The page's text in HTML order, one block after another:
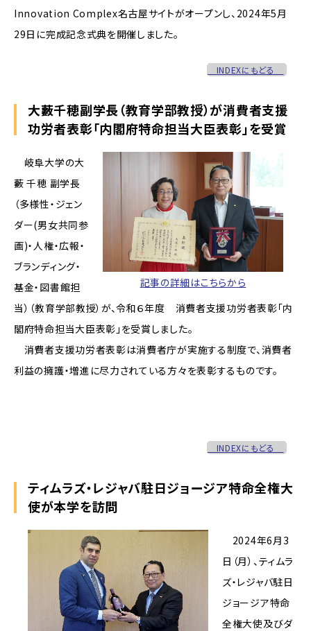
Innovation Complex名古屋サイトがオープンし、2024年5月
29日に完成記念式典を開催しました。
INDEXにもどる
大藪千穂副学長（教育学部教授）が消費者支援
功労者表彰「内閣府特命担当大臣表彰」を受賞
記事の詳細はこちらから
岐阜大学の大
藪 千穂 副学長
（多様性・ジェン
ダー(男女共同参
画)・人権・広報・
ブランディング・
基金・図書館担
当）（教育学部教授）が、令和６年度 消費者支援功労者表彰「内
閣府特命担当大臣表彰」を受賞しました。
消費者支援功労者表彰は消費者庁が実施する制度で、消費者
利益の擁護・増進に尽力されている方々を表彰するものです。
INDEXにもどる
ティムラズ・レジャバ駐日ジョージア特命全権大
使が本学を訪問
2024年6月3
日（月）、ティムラ
ズ・レジャバ駐日
ジョージア特命
全権大使及びダ